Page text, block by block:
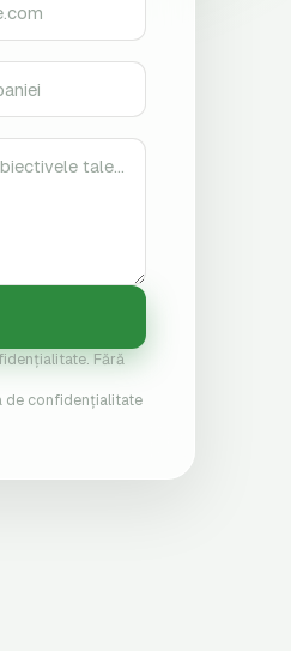
Fără
de confidențialitate